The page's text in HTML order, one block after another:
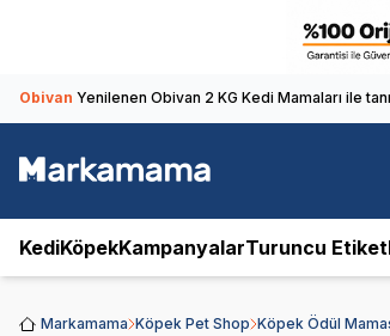
Obivan Yenilenen Obivan 2 KG Kedi Mamaları ile
KediKöpekKampanyalarTuruncu Etiket
Markamama Köpek Pet Shop Köpek Ödül